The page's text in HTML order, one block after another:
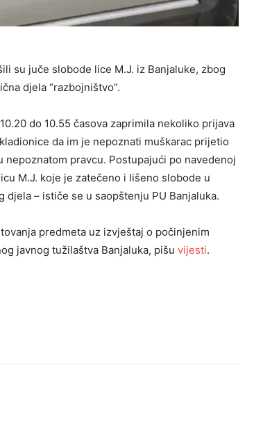
su juče slobode lice M.Ј. iz Banjaluke, zbog
djela “razbojništvo”.
do 10.55 časova zaprimila nekoliko prijava
da im je nepoznati muškarac prijetio
pravcu. Postupajući po navedenoj
M.Ј. koje je zatečeno i lišeno slobode u
– ističe se u saopštenju PU Banjaluka.
predmeta uz izvještaj o počinjenim
javnog tužilaštva Banjaluka, pišu vijesti.